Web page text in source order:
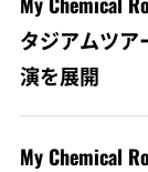
タジアムツア
演を展開
My Chemical